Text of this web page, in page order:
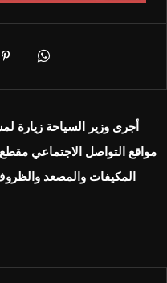
أجرى وزير السياحة
مواقع التواصل الاجتماعي